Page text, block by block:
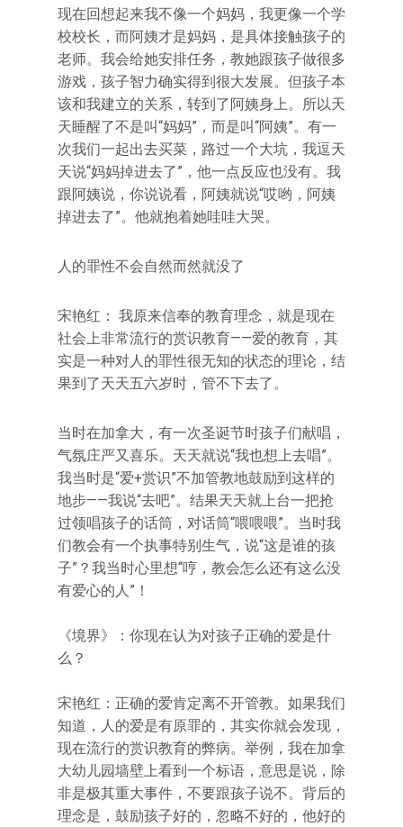
现在回想起来我不像一个妈妈，我更像一个学
校校长，而阿姨才是妈妈，是具体接触孩子的
老师。我会给她安排任务，教她跟孩子做很多
游戏，孩子智力确实得到很大发展。但孩子本
该和我建立的关系，转到了阿姨身上。所以天
天睡醒了不是叫“妈妈”，而是叫“阿姨”。有一
次我们一起出去买菜，路过一个大坑，我逗天
天说“妈妈掉进去了”，他一点反应也没有。我
跟阿姨说，你说说看，阿姨就说“哎哟，阿姨
掉进去了”。他就抱着她哇哇大哭。
人的罪性不会自然而然就没了
宋艳红： 我原来信奉的教育理念，就是现在
社会上非常流行的赏识教育——爱的教育，其
实是一种对人的罪性很无知的状态的理论，结
果到了天天五六岁时，管不下去了。
当时在加拿大，有一次圣诞节时孩子们献唱，
气氛庄严又喜乐。天天就说“我也想上去唱”。
我当时是“爱+赏识”不加管教地鼓励到这样的
地步——我说“去吧”。结果天天就上台一把抢
过领唱孩子的话筒，对话筒“喂喂喂”。当时我
们教会有一个执事特别生气，说“这是谁的孩
子”？我当时心里想“哼，教会怎么还有这么没
有爱心的人”！
《境界》：你现在认为对孩子正确的爱是什
么？
宋艳红：正确的爱肯定离不开管教。如果我们
知道，人的爱是有原罪的，其实你就会发现，
现在流行的赏识教育的弊病。举例，我在加拿
大幼儿园墙壁上看到一个标语，意思是说，除
非是极其重大事件，不要跟孩子说不。背后的
理念是，鼓励孩子好的，忽略不好的，他好的